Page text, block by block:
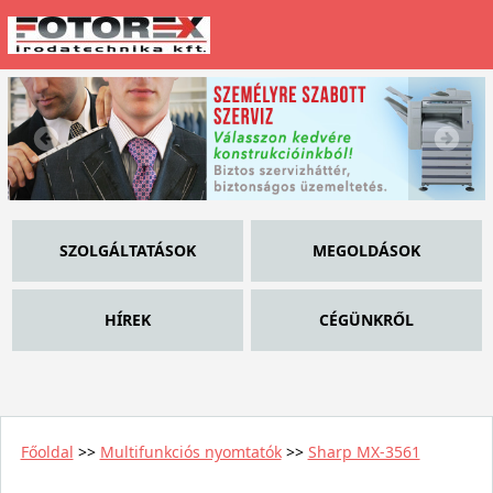
SZOLGÁLTATÁSOK MEGOLDÁSOK
HÍREK CÉGÜNKRŐL
Főoldal >> Multifunkciós nyomtatók>> Sharp MX-3561